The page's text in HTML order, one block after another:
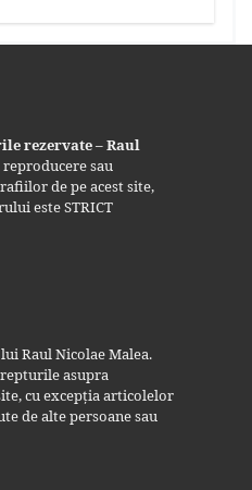
rezervate – Raul
sau
de pe acest site,
este STRICT
Raul Nicolae Malea.
asupra
cu excepția articolelor
de alte persoane sau